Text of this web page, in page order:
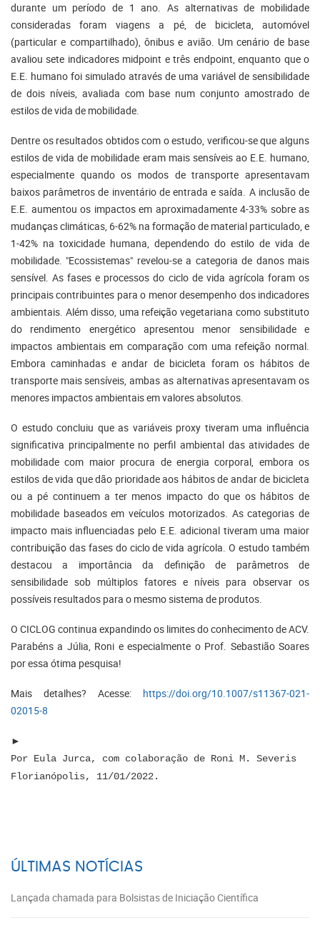
durante um período de 1 ano. As alternativas de mobilidade
consideradas foram viagens a pé, de bicicleta, automóvel
(particular e compartilhado), ônibus e avião. Um cenário de base
avaliou sete indicadores midpoint e três endpoint, enquanto que o
E.E. humano foi simulado através de uma variável de sensibilidade
de dois níveis, avaliada com base num conjunto amostrado de
estilos de vida de mobilidade.
Dentre os resultados obtidos com o estudo, verificou-se que alguns
estilos de vida de mobilidade eram mais sensíveis ao E.E. humano,
especialmente quando os modos de transporte apresentavam
baixos parâmetros de inventário de entrada e saída. A inclusão de
E.E. aumentou os impactos em aproximadamente 4-33% sobre as
mudanças climáticas, 6-62% na formação de material particulado, e
1-42% na toxicidade humana, dependendo do estilo de vida de
mobilidade. "Ecossistemas" revelou-se a categoria de danos mais
sensível. As fases e processos do ciclo de vida agrícola foram os
principais contribuintes para o menor desempenho dos indicadores
ambientais. Além disso, uma refeição vegetariana como substituto
do rendimento energético apresentou menor sensibilidade e
impactos ambientais em comparação com uma refeição normal.
Embora caminhadas e andar de bicicleta foram os hábitos de
transporte mais sensíveis, ambas as alternativas apresentavam os
menores impactos ambientais em valores absolutos.
O estudo concluiu que as variáveis proxy tiveram uma influência
significativa principalmente no perfil ambiental das atividades de
mobilidade com maior procura de energia corporal, embora os
estilos de vida que dão prioridade aos hábitos de andar de bicicleta
ou a pé continuem a ter menos impacto do que os hábitos de
mobilidade baseados em veículos motorizados. As categorias de
impacto mais influenciadas pelo E.E. adicional tiveram uma maior
contribuição das fases do ciclo de vida agrícola. O estudo também
destacou a importância da definição de parâmetros de
sensibilidade sob múltiplos fatores e níveis para observar os
possíveis resultados para o mesmo sistema de produtos.
O CICLOG continua expandindo os limites do conhecimento de ACV.
Parabéns a Júlia, Roni e especialmente o Prof. Sebastião Soares
por essa ótima pesquisa!
Mais detalhes? Acesse: https://doi.org/10.1007/s11367-021-
02015-8
►
Por Eula Jurca, com colaboração de Roni M. Severis
Florianópolis, 11/01/2022.
ÚLTIMAS NOTÍCIAS
Lançada chamada para Bolsistas de Iniciação Científica